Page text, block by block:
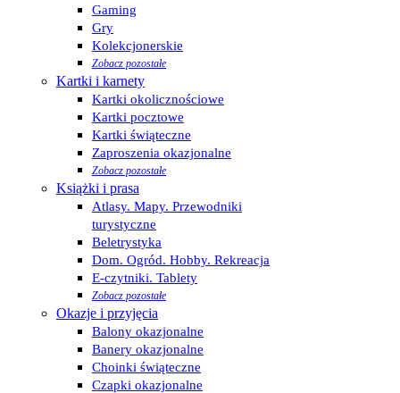
Gaming
Gry
Kolekcjonerskie
Zobacz pozostałe
Kartki i karnety
Kartki okolicznościowe
Kartki pocztowe
Kartki świąteczne
Zaproszenia okazjonalne
Zobacz pozostałe
Książki i prasa
Atlasy. Mapy. Przewodniki
turystyczne
Beletrystyka
Dom. Ogród. Hobby. Rekreacja
E-czytniki. Tablety
Zobacz pozostałe
Okazje i przyjęcia
Balony okazjonalne
Banery okazjonalne
Choinki świąteczne
Czapki okazjonalne